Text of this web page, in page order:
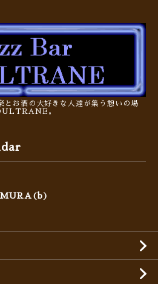
お酒の大好きな人達が集う憩いの場
。